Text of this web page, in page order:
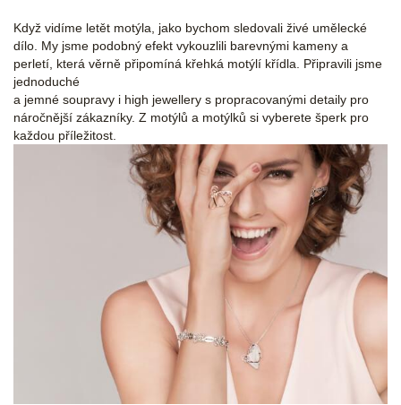
Když vidíme letět motýla, jako bychom sledovali živé umělecké
dílo. My jsme podobný efekt vykouzlili barevnými kameny a
perletí, která věrně připomíná křehká motýlí křídla. Připravili jsme
jednoduché
a jemné soupravy i high jewellery s propracovanými detaily pro
náročnější zákazníky. Z motýlů a motýlků si vyberete šperk pro
každou příležitost.